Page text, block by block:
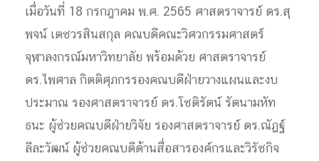
เมื่อวันที่ 18 กรกฎาคม พ.ศ. 2565 ศาสตราจารย์ ดร.สุ
พจน์ เตชวรสินสกุล คณบดีคณะวิศวกรรมศาสตร์
จุฬาลงกรณ์มหาวิทยาลัย พร้อมด้วย ศาสตราจารย์
ดร.ไพศาล กิตติศุภกรรองคณบดีฝ่ายวางแผนและงบ
ประมาณ รองศาสตราจารย์ ดร.โชติรัตน์ รัตนามหัท
ธนะ ผู้ช่วยคณบดีฝ่ายวิจัย รองศาสตราจารย์ ดร.ณัฏฐ์
ลีละวัฒน์ ผู้ช่วยคณบดีด้านสื่อสารองค์กรและวิรัชกิจ